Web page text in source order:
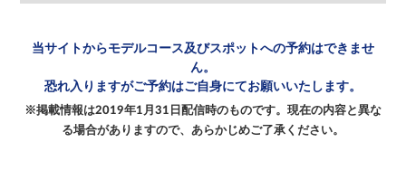
当サイトからモデルコース及びスポットへの予約はできませ
ん。
恐れ入りますがご予約はご自身にてお願いいたします。
※掲載情報は2019年1月31日配信時のものです。 現在の内容と異な
る場合がありますので、 あらかじめご了承ください。